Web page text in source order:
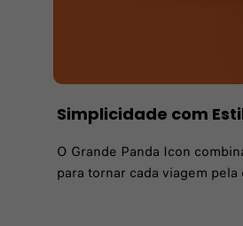
Simplicidade com
O Grande Panda Icon
para tornar cada viagem